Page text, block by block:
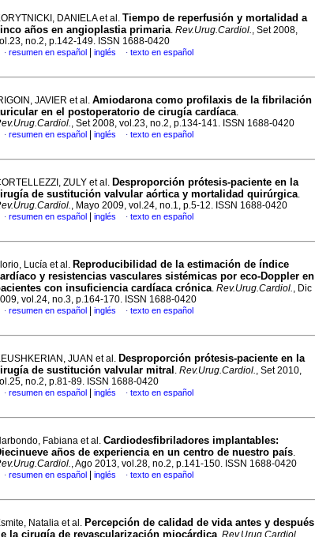
DANIELA et al. Tiempo de reperfusión y mortalidad a
años en angioplastia primaria. Rev.Urug.Cardiol., Set 2008,
no.2, p.142-149. ISSN 1688-0420
· resumen en español inglés · texto en español
JAVIER et al. Amiodarona como profilaxis de la fibrilación
en el postoperatorio de cirugía cardíaca.
, Set 2008, vol.23, no.2, p.134-141. ISSN 1688-0420
· resumen en español inglés · texto en español
ZULY et al. Desproporción prótesis-paciente en la
de sustitución valvular aórtica y mortalidad quirúrgica.
, Mayo 2009, vol.24, no.1, p.5-12. ISSN 1688-0420
· resumen en español inglés · texto en español
Lucía et al. Reproducibilidad de la estimación de índice
y resistencias vasculares sistémicas por eco-Doppler en
con insuficiencia cardíaca crónica. Rev.Urug.Cardiol., Dic
vol.24, no.3, p.164-170. ISSN 1688-0420
· resumen en español inglés · texto en español
JUAN et al. Desproporción prótesis-paciente en la
de sustitución valvular mitral . Rev.Urug.Cardiol., Set 2010,
no.2, p.81-89. ISSN 1688-0420
· resumen en español inglés · texto en español
Fabiana et al. Cardiodesfibriladores implantables:
años de experiencia en un centro de nuestro país.
, Ago 2013, vol.28, no.2, p.141-150. ISSN 1688-0420
· resumen en español inglés · texto en español
Natalia et al. Percepción de calidad de vida antes y después
la cirugía de revascularización miocárdica Rev.Urug.Cardiol.